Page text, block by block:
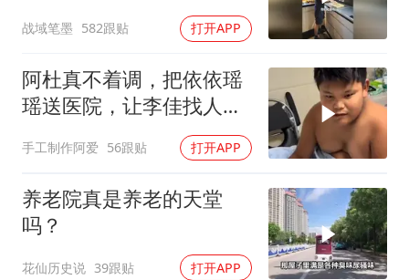
战域笔墨 582跟贴 打开APP
阿杜真不着调，把依依瑶
瑶送医院，让李佳找人看
手工制作阿爱 56跟贴 打开APP
养老院真是养老的天堂
吗？
花仙历史说 39跟贴 打开APP